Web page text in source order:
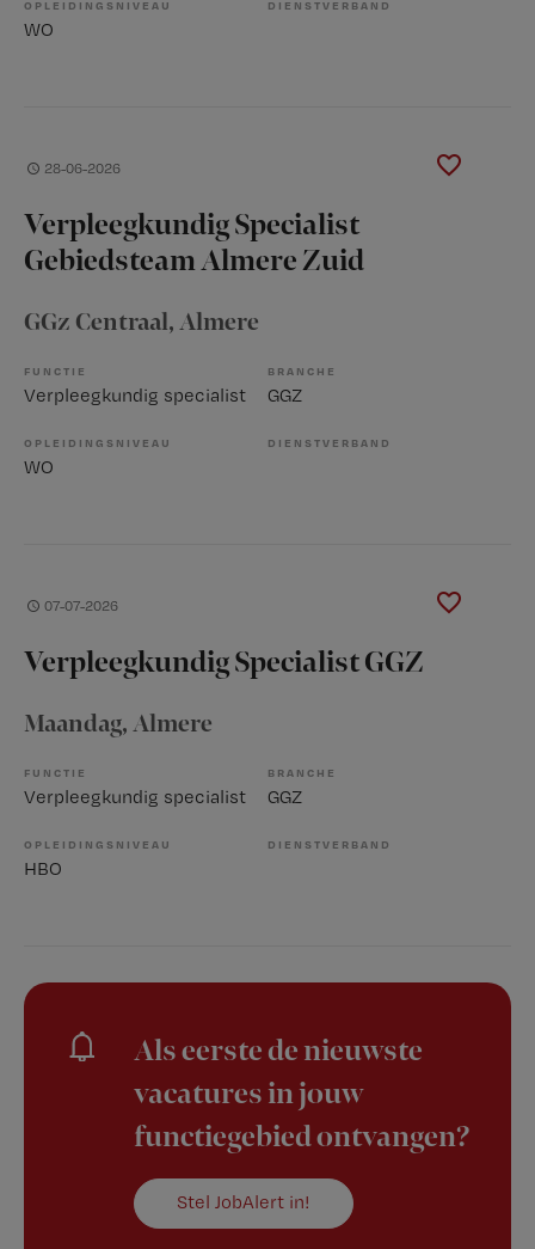
OPLEIDINGSNIVEAU
WO
DIENSTVERBAND
28-06-2026
Verpleegkundig Specialist
Gebiedsteam Almere Zuid
GGz Centraal, Almere
FUNCTIE
Verpleegkundig specialist
BRANCHE
GGZ
OPLEIDINGSNIVEAU
WO
DIENSTVERBAND
07-07-2026
Verpleegkundig Specialist GGZ
Maandag, Almere
FUNCTIE
Verpleegkundig specialist
BRANCHE
GGZ
OPLEIDINGSNIVEAU
HBO
DIENSTVERBAND
Als eerste de nieuwste
vacatures in jouw
functiegebied ontvangen?
Stel JobAlert in!